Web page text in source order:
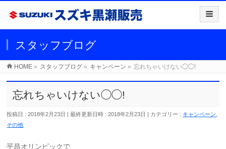
スタッフブログ
HOME » スタッフブログ » キャンペーン » 忘れちゃいけない◯◯!
忘れちゃいけない◯◯!
投稿日 : 2018年2月23日 最終更新日時 : 2018年2月23日 カテゴリー : キャンペーン
その他
平昌オリンピックで